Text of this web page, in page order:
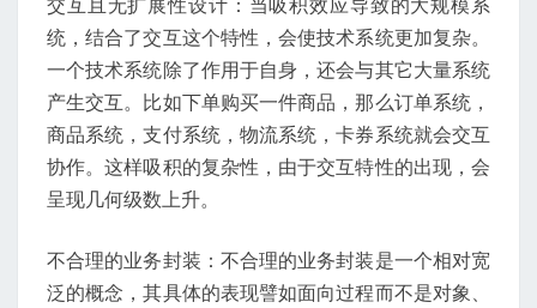
交互且无扩展性设计：当吸积效应导致的大规模系
统，结合了交互这个特性，会使技术系统更加复杂。
一个技术系统除了作用于自身，还会与其它大量系统
产生交互。比如下单购买一件商品，那么订单系统，
商品系统，支付系统，物流系统，卡券系统就会交互
协作。这样吸积的复杂性，由于交互特性的出现，会
呈现几何级数上升。
不合理的业务封装：不合理的业务封装是一个相对宽
泛的概念，其具体的表现譬如面向过程而不是对象、